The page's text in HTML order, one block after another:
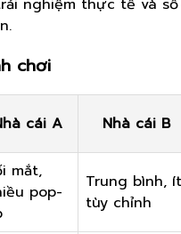
nghiệm thực tế và số
chơi
cái A Nhà cái B
mắt,
pop-
Trung bình, ít
tùy chỉnh